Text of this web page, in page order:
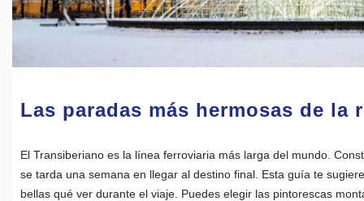
Las paradas más hermosas de
El Transiberiano es la línea ferroviaria más larga del mundo.
se tarda una semana en llegar al destino final. Esta guía te
bellas qué ver durante el viaje. Puedes elegir las pintorescas